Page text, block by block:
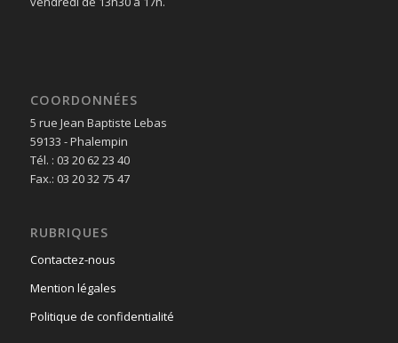
COORDONNÉES
5 rue Jean Baptiste Lebas
59133 - Phalempin
Tél. : 03 20 62 23 40
Fax.: 03 20 32 75 47
RUBRIQUES
Contactez-nous
Mention légales
Politique de confidentialité